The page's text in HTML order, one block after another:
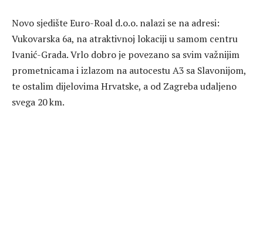
Novo sjedište Euro-Roal d.o.o. nalazi se na adresi:
Vukovarska 6a, na atraktivnoj lokaciji u samom centru
Ivanić-Grada. Vrlo dobro je povezano sa svim važnijim
prometnicama i izlazom na autocestu A3 sa Slavonijom,
te ostalim dijelovima Hrvatske, a od Zagreba udaljeno
svega 20 km.